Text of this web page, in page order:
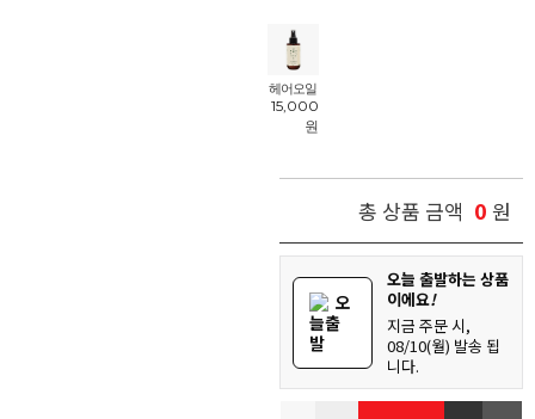
헤어오일
15,000
원
총 상품 금액 0 원
오
늘출
발
오늘 출발하는 상품
이에요!
지금 주문 시,
08/10(월) 발송 됩
니다.